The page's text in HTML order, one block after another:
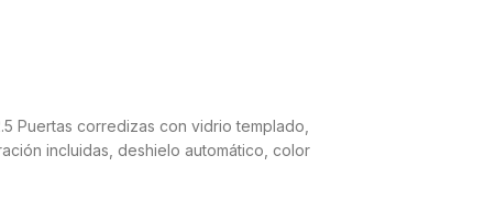
Puertas corredizas con vidrio templado,
incluidas, deshielo automático, color